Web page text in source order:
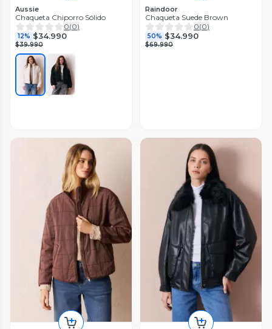
Aussie
Chaqueta Chiporro Sólido
0(0)
12% $34.990
$39.990
Raindoor
Chaqueta Suede Brown
0(0)
50% $34.990
$69.990